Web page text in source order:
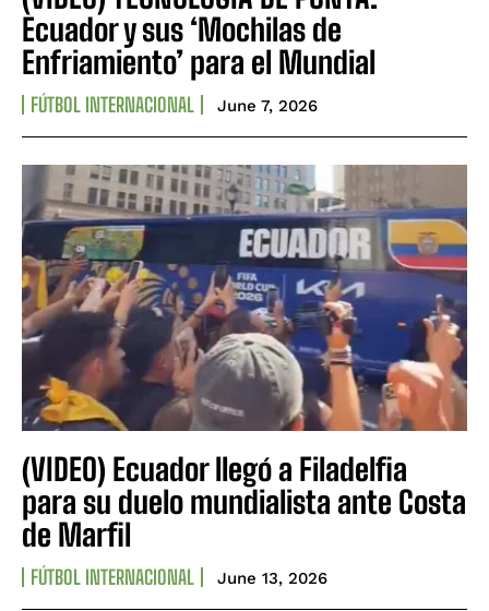
Ecuador y sus ‘Mochilas de
Enfriamiento’ para el Mundial
FÚTBOL INTERNACIONAL June 7, 2026
(VIDEO) Ecuador llegó a Filadelfia
para su duelo mundialista ante Costa
de Marfil
FÚTBOL INTERNACIONAL June 13, 2026